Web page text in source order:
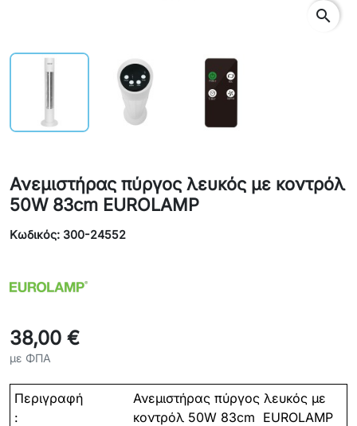
search
Ανεμιστήρας πύργος λευκός με κοντρόλ
50W 83cm EUROLAMP
Κωδικός: 300-24552
38,00 €
με ΦΠΑ
Περιγραφή
:
Ανεμιστήρας πύργος λευκός με
κοντρόλ 50W 83cm EUROLAMP